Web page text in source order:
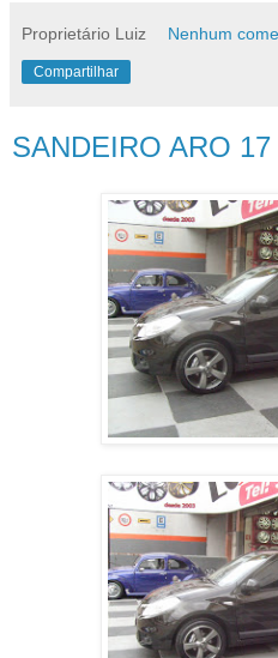
Proprietário Luiz Nenhum
Compartilhar
SANDEIRO ARO